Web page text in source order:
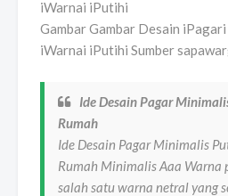
Gambar Gambar Desain
iWarnai iPutihi Sumber
Ide Desain Pagar
Rumah
Ide Desain Pagar Minimalis
Rumah Minimalis Aaa Warna
salah satu warna netral yang